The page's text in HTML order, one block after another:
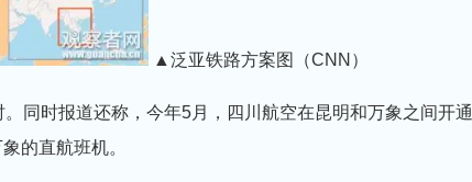
▲泛亚铁路方案图（CNN）
时报道还称，今年5月，四川航空在昆明和万象之间开通
的直航班机。